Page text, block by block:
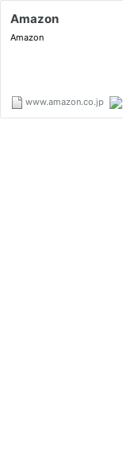
Amazon
Amazon
www.amazon.co.jp